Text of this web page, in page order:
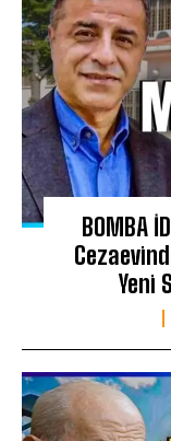
BOMBA
Yeni